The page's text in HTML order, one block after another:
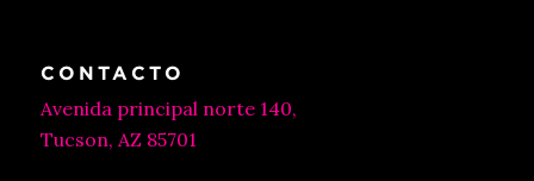
CONTACTO
Avenida principal norte 140,
Tucson, AZ 85701